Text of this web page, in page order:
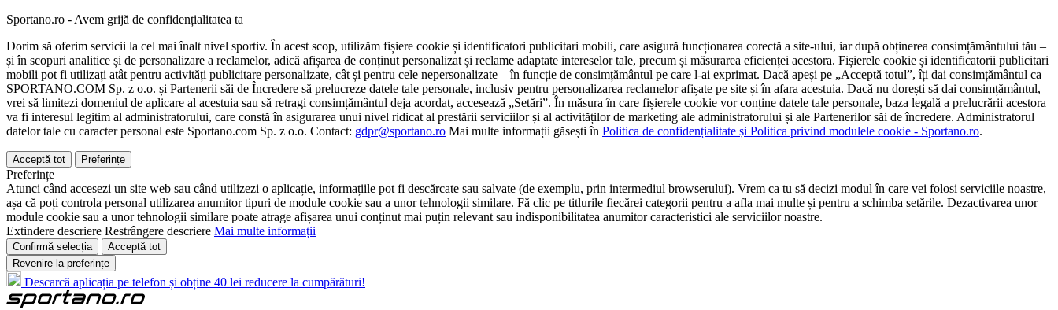
Sportano.ro - Avem grijă de confidențialitatea ta
Dorim să oferim servicii la cel mai înalt nivel sportiv. În acest scop, utilizăm fișiere cookie și identificatori publicitari mobili, care asigură funcționarea corectă a site-ului, iar după obținerea consimțământului tău –
și în scopuri analitice și de personalizare a reclamelor, adică afișarea de conținut personalizat și reclame adaptate intereselor tale, precum și măsurarea eficienței acestora. Fișierele cookie și identificatorii publicitari
mobili pot fi utilizați atât pentru activități publicitare personalizate, cât și pentru cele nepersonalizate – în funcție de consimțământul pe care l-ai exprimat. Dacă apeși pe „Acceptă totul”, îți dai consimțământul ca
SPORTANO.COM Sp. z o.o. și Partenerii săi de Încredere să prelucreze datele tale personale, inclusiv pentru personalizarea reclamelor afișate pe site și în afara acestuia. Dacă nu dorești să dai consimțământul,
vrei să limitezi domeniul de aplicare al acestuia sau să retragi consimțământul deja acordat, accesează „Setări”. În măsura în care fișierele cookie vor conține datele tale personale, baza legală a prelucrării acestora
va fi interesul legitim al administratorului, care constă în asigurarea unui nivel ridicat al prestării serviciilor și al activităților de marketing ale administratorului și ale Partenerilor săi de încredere. Administratorul
datelor tale cu caracter personal este Sportano.com Sp. z o.o. Contact: gdpr@sportano.ro Mai multe informații găsești în Politica de confidențialitate și Politica privind modulele cookie - Sportano.ro.
Acceptă tot Preferințe
Preferințe
Atunci când accesezi un site web sau când utilizezi o aplicație, informațiile pot fi descărcate sau salvate (de exemplu, prin intermediul browserului). Vrem ca tu să decizi modul în care vei folosi serviciile noastre,
așa că poți controla personal utilizarea anumitor tipuri de module cookie sau a unor tehnologii similare. Fă clic pe titlurile fiecărei categorii pentru a afla mai multe și pentru a schimba setările. Dezactivarea unor
module cookie sau a unor tehnologii similare poate atrage afișarea unui conținut mai puțin relevant sau indisponibilitatea anumitor caracteristici ale serviciilor noastre.
Extindere descriere Restrângere descriere Mai multe informații
Confirmă selecția
Acceptă tot
Revenire la preferințe
Descarcă aplicația pe telefon și obține 40 lei reducere la cumpărături!